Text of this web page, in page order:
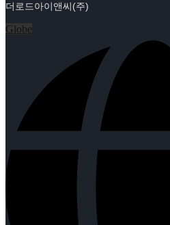
더로드아이앤씨(주)
Globe